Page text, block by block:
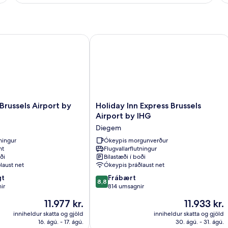
Airport by
net
Verðið
er
11.977 kr.
11.977 kr.
inniheldur skatta og gjöld
16. ágú. - 17. ágú.
Airport by IHG
Holiday
Inn
Express
Brussels
Airport
by
IHG
Diegem
Holiday Inn Express Brussels
Airport by IHG
Diegem
Ókeypis morgunverður
Flugvallarflutningur
Bílastæði í boði
Ókeypis þráðlaust net
8.8
af
8,8 Frábært
814 umsagnir
Verðið
er
11.933 kr.
11.933 kr.
inniheldur skatta og gjöld
30. ágú. - 31. ágú.
Holiday Inn Express Brussels Airport